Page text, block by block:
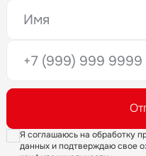
Это обязательное поле
Это обязательное поле
Я соглашаюсь на обработку
данных и подтверждаю свое
Уведомления
Объявление